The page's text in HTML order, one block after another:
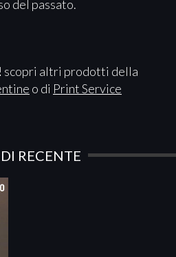
del passato.
scopri altri prodotti della
o di Print Service
RECENTE